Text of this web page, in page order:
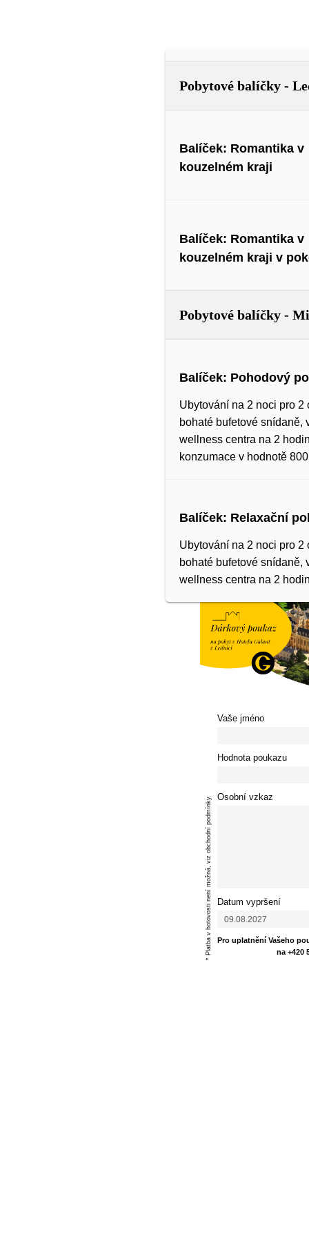
Pobytové balíčky -
Balíček: Romantika v
kouzelném kraji
Balíček: Romantika v
kouzelném kraji v
Pobytové balíčky -
Balíček: Pohodový
Ubytování na 2 noci pro 2
bohaté bufetové snídaně,
wellness centra na 2
konzumace v hodnotě
Balíček: Relaxační
Ubytování na 2 noci pro 2
bohaté bufetové snídaně,
wellness centra na 2
Vaše jméno
Hodnota poukazu
Osobní vzkaz
Datum vypršení
Pro uplatnění Vašeho
na +420
* Platba v hotovosti není možná, viz obchodní podmínky.